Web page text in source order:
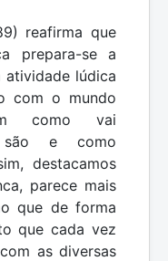
reafirma que
prepara-se a
atividade lúdica
com o mundo
como vai
são e como
destacamos
parece mais
que de forma
que cada vez
as diversas